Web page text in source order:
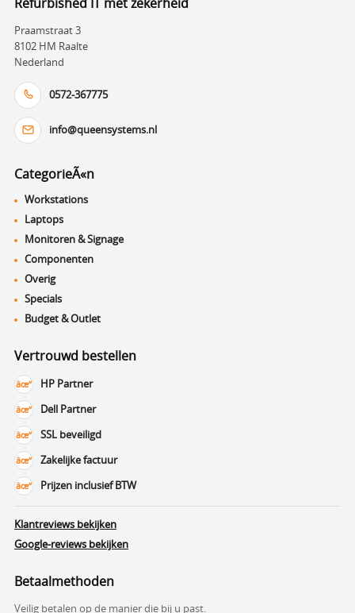
Praamstraat 3
8102 HM Raalte
Nederland
0572-367775
info@queensystems.nl
CategorieÃ«n
Workstations
Laptops
Monitoren & Signage
Componenten
Overig
Specials
Budget & Outlet
Vertrouwd bestellen
HP Partner
Dell Partner
SSL beveiligd
Zakelijke factuur
Prijzen inclusief BTW
Klantreviews bekijken
Google-reviews bekijken
Betaalmethoden
Veilig betalen op de manier die bij u past.